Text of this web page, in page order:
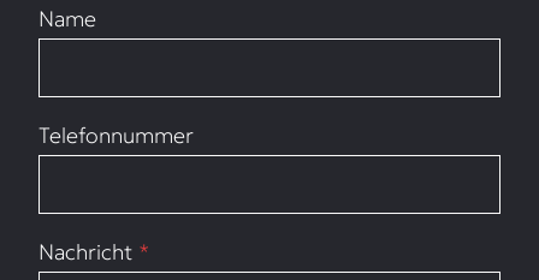
Name
Telefonnummer
Nachricht *